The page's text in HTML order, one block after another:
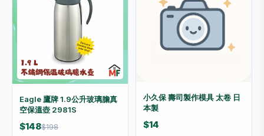
Eagle 鷹牌 1.9公升玻璃膽真
空保溫壺 2981S
$148$198
小久保 壽司製作模具 太卷 日
本製
$14